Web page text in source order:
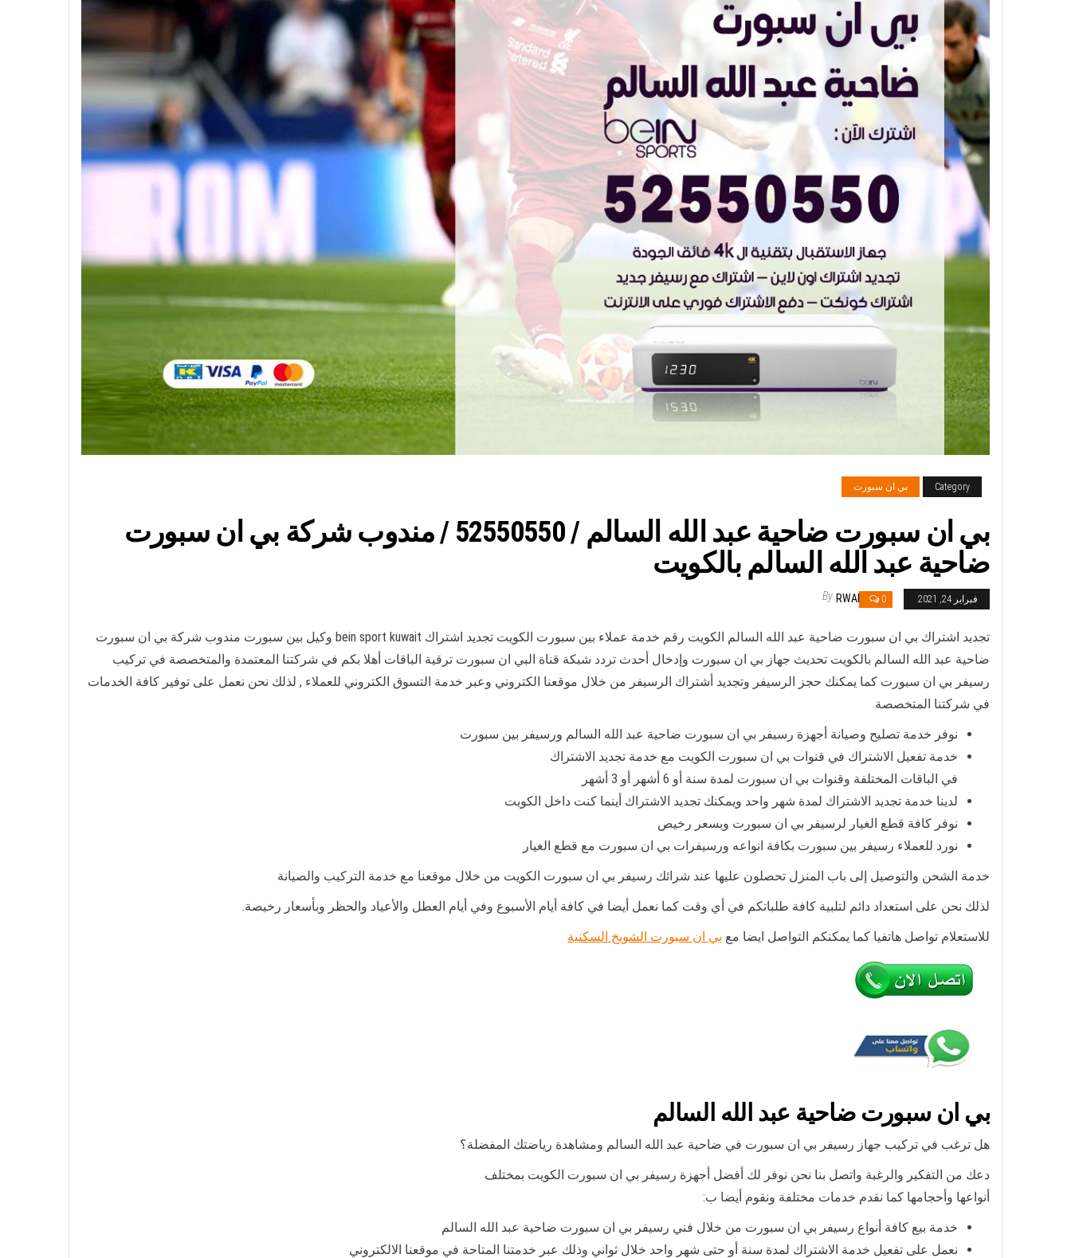
Category بي ان سبورت
بي ان سبورت ضاحية عبد الله السالم / 52550550 / مندوب شركة بي ان سبورت
ضاحية عبد الله السالم بالكويت
فبراير 24, 2021 0
By RWAN
تجديد اشتراك بي ان سبورت ضاحية عبد الله السالم الكويت رقم خدمة عملاء بين سبورت الكويت تجديد اشتراك bein sport kuwait وكيل بين سبورت مندوب شركة بي ان سبورت
ضاحية عبد الله السالم بالكويت تحديث جهاز بي ان سبورت وإدخال أحدث تردد شبكة قناة البي ان سبورت ترقية الباقات أهلا بكم في شركتنا المعتمدة والمتخصصة في تركيب
رسيفر بي ان سبورت كما يمكنك حجز الرسيفر وتجديد أشتراك الرسيفر من خلال موقعنا الكتروني وعبر خدمة التسوق الكتروني للعملاء , لذلك نحن نعمل على توفير كافة الخدمات
في شركتنا المتخصصة
نوفر خدمة تصليح وصيانة أجهزة رسيفر بي ان سبورت ضاحية عبد الله السالم ورسيفر بين سبورت
خدمة تفعيل الاشتراك في قنوات بي ان سبورت الكويت مع خدمة تجديد الاشتراك
في الباقات المختلفة وقنوات بي ان سبورت لمدة سنة أو 6 أشهر أو 3 أشهر
لدينا خدمة تجديد الاشتراك لمدة شهر واحد ويمكنك تجديد الاشتراك أينما كنت داخل الكويت
نوفر كافة قطع الغيار لرسيفر بي ان سبورت وبسعر رخيص
نورد للعملاء رسيفر بين سبورت بكافة انواعه ورسيفرات بي ان سبورت مع قطع الغيار
خدمة الشحن والتوصيل إلى باب المنزل تحصلون عليها عند شرائك رسيفر بي ان سبورت الكويت من خلال موقعنا مع خدمة التركيب والصيانة
لذلك نحن على استعداد دائم لتلبية كافة طلباتكم في أي وقت كما نعمل أيضا في كافة أيام الأسبوع وفي أيام العطل والأعياد والحظر وبأسعار رخيصة.
للاستعلام تواصل هاتفيا كما يمكنكم التواصل ايضا مع بي ان سبورت الشويخ السكنية
بي ان سبورت ضاحية عبد الله السالم
هل ترغب في تركيب جهاز رسيفر بي ان سبورت في ضاحية عبد الله السالم ومشاهدة رياضتك المفضلة؟
دعك من التفكير والرغبة واتصل بنا نحن نوفر لك أفضل أجهزة رسيفر بي ان سبورت الكويت بمختلف
أنواعها وأحجامها كما نقدم خدمات مختلفة ونقوم أيضا ب:
خدمة بيع كافة أنواع رسيفر بي ان سبورت من خلال فني رسيفر بي ان سبورت ضاحية عبد الله السالم
نعمل على تفعيل خدمة الاشتراك لمدة سنة أو حتى شهر واحد خلال ثواني وذلك عبر خدمتنا المتاحة في موقعنا الالكتروني